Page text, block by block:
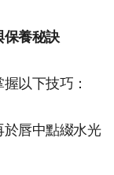
保養秘訣
以下技巧：
唇中點綴水光